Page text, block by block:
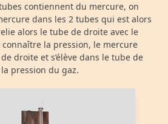
contiennent du mercure, on
dans les 2 tubes qui est alors
alors le tube de droite avec le
la pression, le mercure
droite et s’élève dans le tube de
pression du gaz.